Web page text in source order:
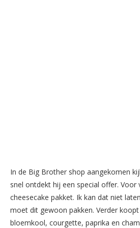
In de Big Brother shop aangekomen
snel ontdekt hij een special offer. Voor
cheesecake pakket. Ik kan dat niet
moet dit gewoon pakken. Verder
bloemkool, courgette, paprika en